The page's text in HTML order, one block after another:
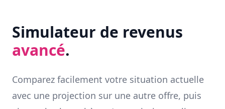
Simulateur de revenus
avancé.
Comparez facilement votre situation actuelle
avec une projection sur une autre offre, puis